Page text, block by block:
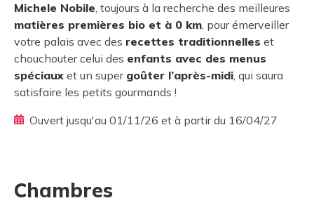
Michele Nobile, toujours à la recherche des meilleures
matières premières bio et à 0 km, pour émerveiller
votre palais avec des recettes traditionnelles et
chouchouter celui des enfants avec des menus
spéciaux et un super goûter l’après-midi, qui saura
satisfaire les petits gourmands !
Ouvert jusqu'au 01/11/26 et à partir du 16/04/27
Chambres